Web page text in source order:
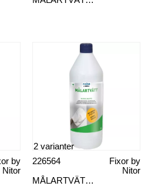
by
Nitor
MÅLARTVÄTT, REFILL
Fixor by
Nitor
226564
2 varianter